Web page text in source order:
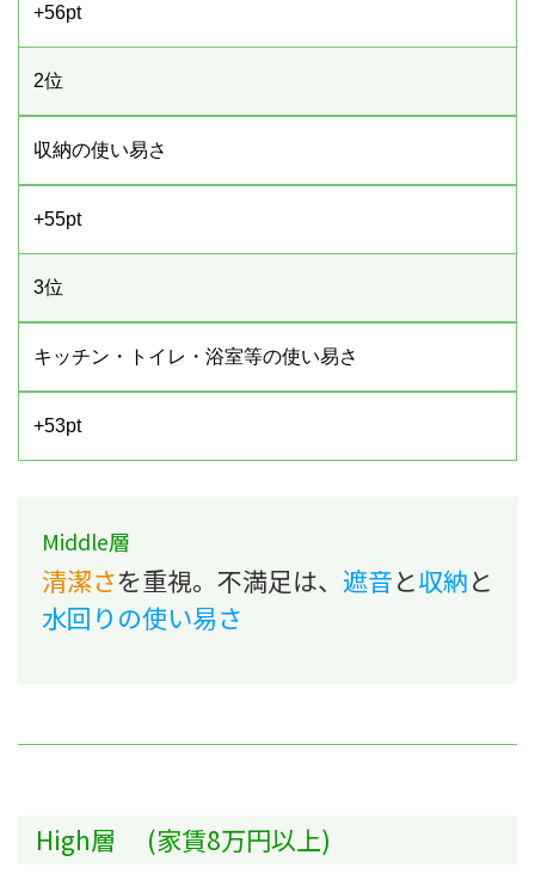
+56pt
2位
収納の使い易さ
+55pt
3位
キッチン・トイレ・浴室等の使い易さ
+53pt
Middle層
清潔さを重視。不満足は、 遮音と収納と
水回りの使い易さ
High層 (家賃8万円以上)